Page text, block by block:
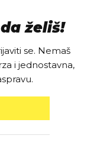
želiš!
se. Nemaš
i jednostavna,